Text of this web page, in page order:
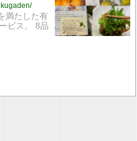
満たした有
ビス。 8品